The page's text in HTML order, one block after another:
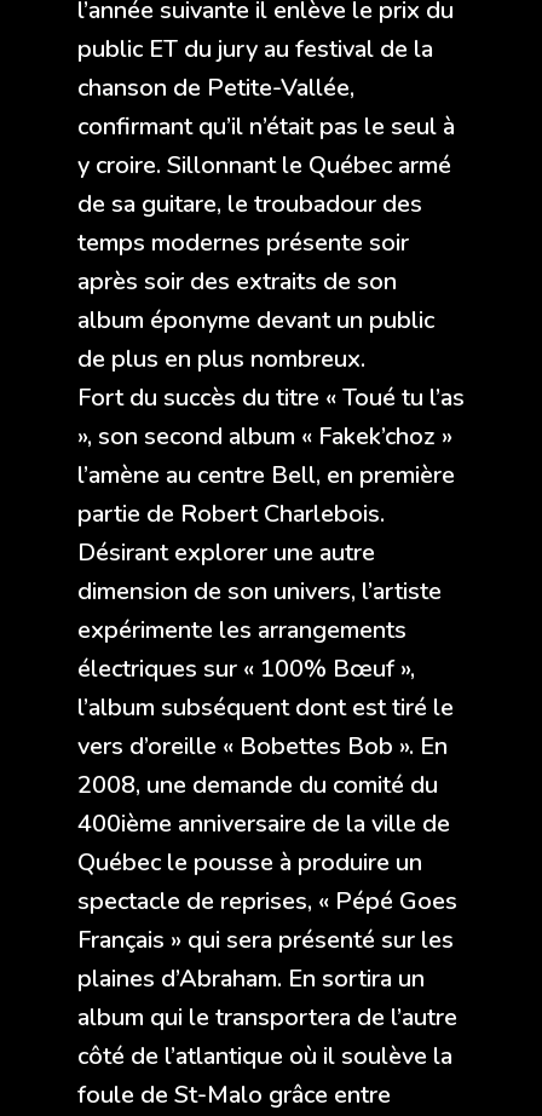
l’année suivante il enlève le prix du
public ET du jury au festival de la
chanson de Petite-Vallée,
confirmant qu’il n’était pas le seul à
y croire. Sillonnant le Québec armé
de sa guitare, le troubadour des
temps modernes présente soir
après soir des extraits de son
album éponyme devant un public
de plus en plus nombreux.
Fort du succès du titre « Toué tu l’as
», son second album « Fakek’choz »
l’amène au centre Bell, en première
partie de Robert Charlebois.
Désirant explorer une autre
dimension de son univers, l’artiste
expérimente les arrangements
électriques sur « 100% Bœuf »,
l’album subséquent dont est tiré le
vers d’oreille « Bobettes Bob ». En
2008, une demande du comité du
400ième anniversaire de la ville de
Québec le pousse à produire un
spectacle de reprises, « Pépé Goes
Français » qui sera présenté sur les
plaines d’Abraham. En sortira un
album qui le transportera de l’autre
côté de l’atlantique où il soulève la
foule de St-Malo grâce entre